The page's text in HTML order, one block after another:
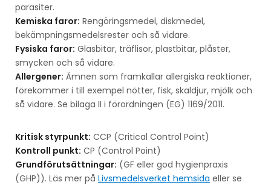
parasiter.
Kemiska faror: Rengöringsmedel, diskmedel,
bekämpningsmedelsrester och så vidare.
Fysiska faror: Glasbitar, träflisor, plastbitar, plåster,
smycken och så vidare.
Allergener: Ämnen som framkallar allergiska reaktioner,
förekommer i till exempel nötter, fisk, skaldjur, mjölk och
så vidare. Se bilaga II i förordningen (EG) 1169/2011.
Kritisk styrpunkt: CCP (Critical Control Point)
Kontroll punkt: CP (Control Point)
Grundförutsättningar: (GF eller god hygienpraxis
(GHP)). Läs mer på Livsmedelsverket hemsida eller se